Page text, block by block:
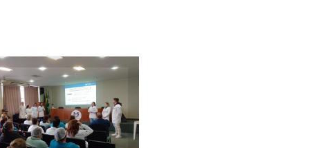
Iniciativa reuniu
trabalhadores de
diversas áreas do
Hospital